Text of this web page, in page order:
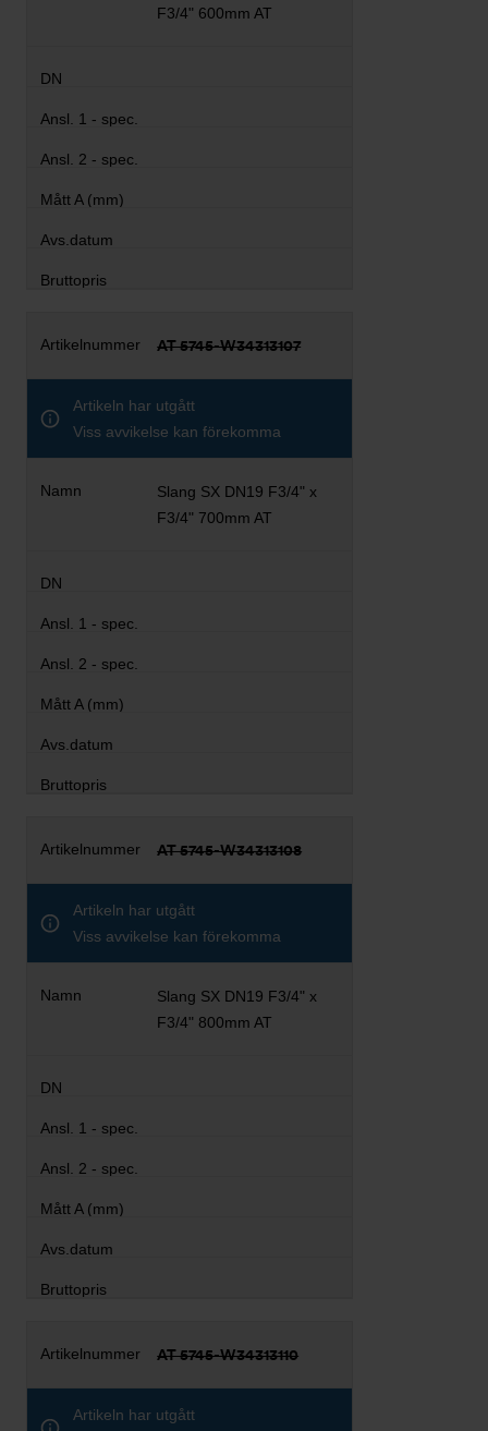
F3/4" 600mm AT
AT 5745-W34313107
Artikeln har utgått
Viss avvikelse kan förekomma
Slang SX DN19 F3/4" x
F3/4" 700mm AT
AT 5745-W34313108
Artikeln har utgått
Viss avvikelse kan förekomma
Slang SX DN19 F3/4" x
F3/4" 800mm AT
AT 5745-W34313110
Artikeln har utgått